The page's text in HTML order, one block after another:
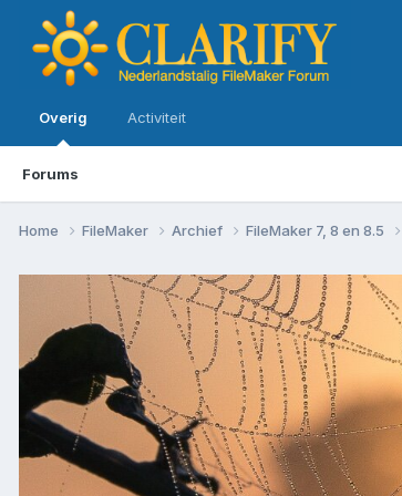
Overig
Forums
Activiteit
Home FileMaker Archief FileMaker 7, 8 en 8.5